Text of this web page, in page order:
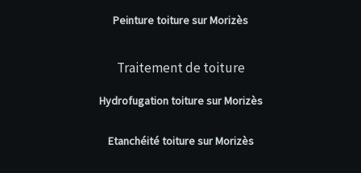
Peinture toiture sur Morizès
Traitement de toiture
Hydrofugation toiture sur Morizès
Etanchéité toiture sur Morizès